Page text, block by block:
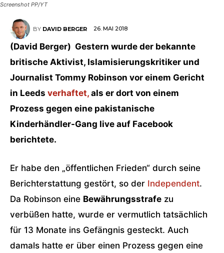
Screenshot PP/YT
BY DAVID BERGER 26. MAI 2018
(David Berger) Gestern wurde der bekannte
britische Aktivist, Islamisierungskritiker und
Journalist Tommy Robinson vor einem Gericht
in Leeds verhaftet, als er dort von einem
Prozess gegen eine pakistanische
Kinderhändler-Gang live auf Facebook
berichtete.
Er habe den „öffentlichen Frieden“ durch seine
Berichterstattung gestört, so der Independent.
Da Robinson eine Bewährungsstrafe zu
verbüßen hatte, wurde er vermutlich tatsächlich
für 13 Monate ins Gefängnis gesteckt. Auch
damals hatte er über einen Prozess gegen eine